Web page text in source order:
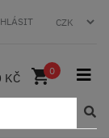
KČ 0